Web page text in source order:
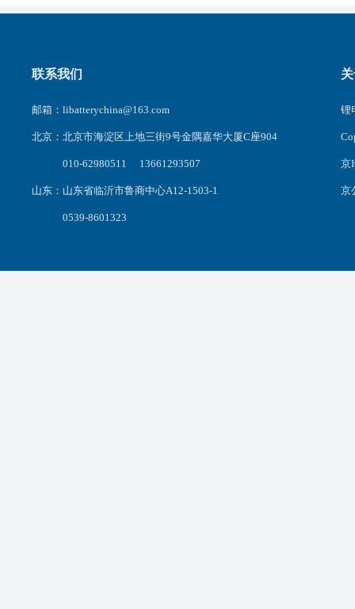
联系我们
邮箱：libatterychina@163.com
北京：北京市海淀区上地三街9号金隅嘉华大厦C座904
010-62980511 13661293507
山东：山东省临沂市鲁商中心A12-1503-1
0539-8601323
锂
京
京